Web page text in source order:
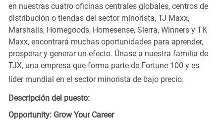
en nuestras cuatro oficinas centrales globales, centros de
distribución o tiendas del sector minorista, TJ Maxx,
Marshalls, Homegoods, Homesense, Sierra, Winners y TK
Maxx, encontrará muchas oportunidades para aprender,
prosperar y generar un efecto. Únase a nuestra familia de
TJX, una empresa que forma parte de Fortune 100 y es
líder mundial en el sector minorista de bajo precio.
Descripción del puesto:
Opportunity: Grow Your Career